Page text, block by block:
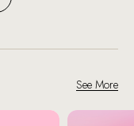
See More